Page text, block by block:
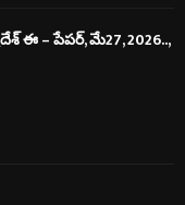
ఈ – పేపర్, మే27, 2026..,